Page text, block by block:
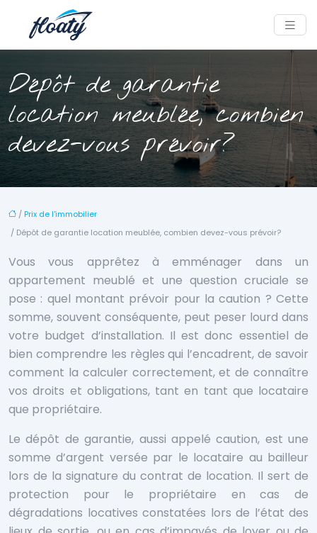
Dépôt de garantie
location meublée, combien
devez-vous prévoir?
/ Prix de l'immobilier
/ Dépôt de garantie location meublée, combien devez-vous prévoir?
Vous vous apprêtez à emménager dans un
appartement meublé et une question cruciale se
pose : quel montant prévoir pour la caution ? Cette
somme, souvent conséquente, peut peser lourd dans
votre budget d’installation. Il est donc essentiel de
bien comprendre les règles qui l’encadrent, de savoir
comment la calculer correctement, et de connaître
vos droits et obligations, tant en tant que locataire
que propriétaire.
Le dépôt de garantie, aussi appelé caution, est une
somme d’argent versée par le locataire au bailleur
lors de la signature du contrat de location. Il sert de
protection pour le propriétaire en cas de
dégradations locatives constatées lors de l’état des